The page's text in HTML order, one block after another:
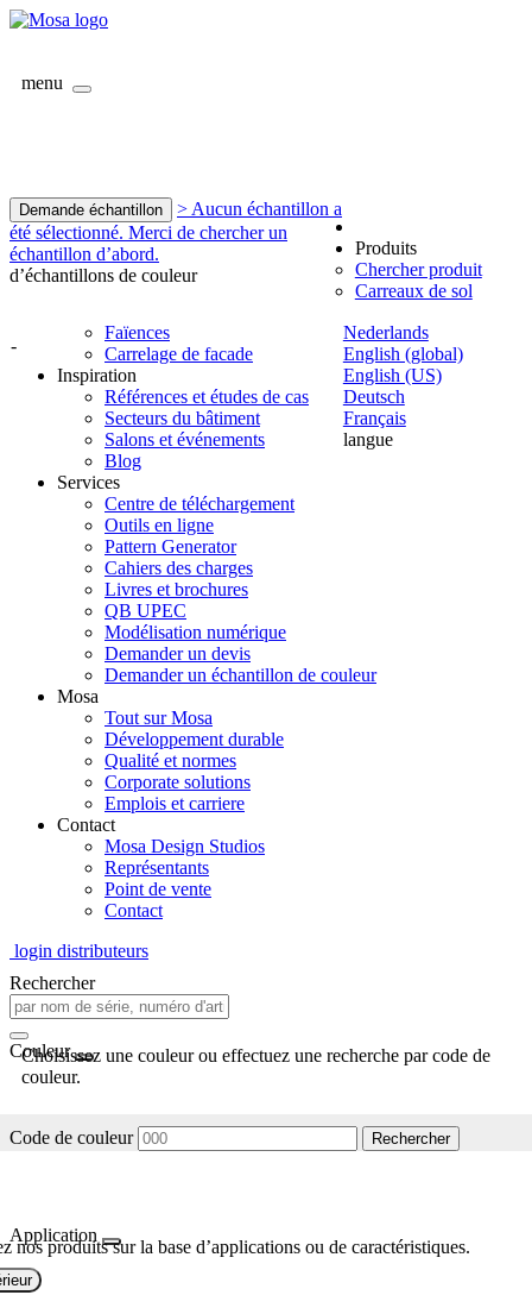
menu
Demande échantillon
> Aucun échantillon a
été sélectionné. Merci de chercher un
échantillon d’abord.
d’échantillons de couleur
-
Nederlands
English (global)
English (US)
Deutsch
Français
langue
Produits
Chercher produit
Carreaux de sol
Faïences
Carrelage de facade
Inspiration
Références et études de cas
Secteurs du bâtiment
Salons et événements
Blog
Services
Centre de téléchargement
Outils en ligne
Pattern Generator
Cahiers des charges
Livres et brochures
QB UPEC
Modélisation numérique
Demander un devis
Demander un échantillon de couleur
Mosa
Tout sur Mosa
Développement durable
Qualité et normes
Corporate solutions
Emplois et carriere
Contact
Mosa Design Studios
Représentants
Point de vente
Contact
login distributeurs
Rechercher
Couleur
Choisissez une couleur ou effectuez une recherche par code de
couleur.
Code de couleur Rechercher
Application
nos produits sur la base d’applications ou de caractéristiques.